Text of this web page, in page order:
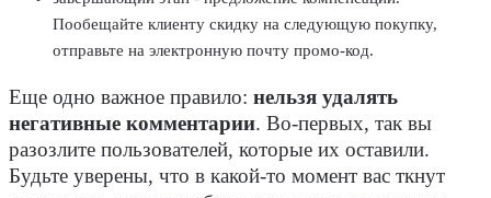
Пообещайте клиенту скидку на следующую покупку,
отправьте на электронную почту промо-код.
Еще одно важное правило: нельзя удалять
негативные комментарии. Во-первых, так вы
разозлите пользователей, которые их оставили.
Будьте уверены, что в какой-то момент вас ткнут